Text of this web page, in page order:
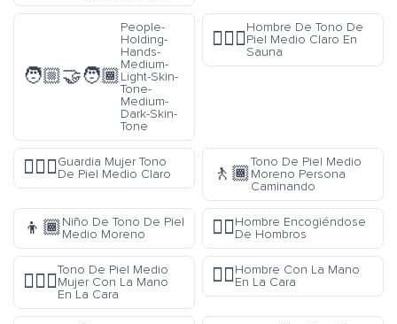
🧑🏼‍🤝‍🧑🏾
People-
Holding-
Hands-
Medium-
Light-Skin-
Tone-
Medium-
Dark-Skin-
Tone
🧖🏼‍♂️
Hombre De Tono De
Piel Medio Claro En
Sauna
💂🏼‍♀️Guardia Mujer Tono
De Piel Medio Claro
🚶🏾
Tono De Piel Medio
Moreno Persona
Caminando
👦🏾Niño De Tono De Piel
Medio Moreno
🤷‍♂️Hombre Encogiéndose
De Hombros
🤦🏽‍♀️
Tono De Piel Medio
Mujer Con La Mano
En La Cara
🤦‍♂️Hombre Con La Mano
En La Cara